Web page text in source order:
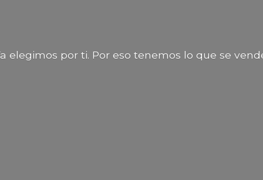
elegimos por ti. Por eso tenemos lo que se